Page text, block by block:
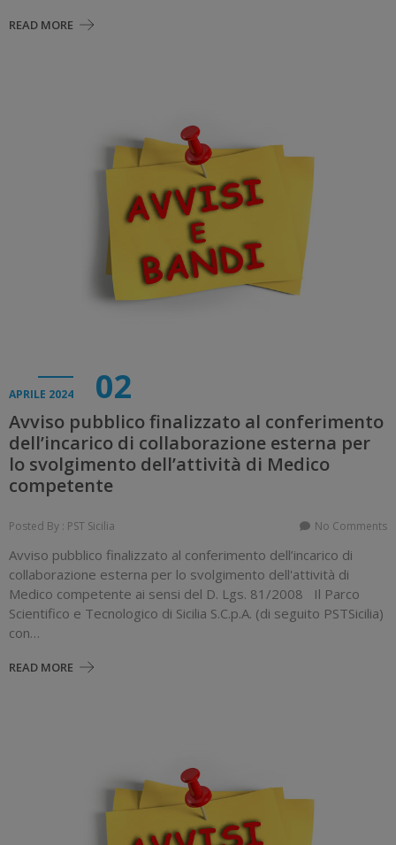
READ MORE
APRILE 2024 02
Avviso pubblico finalizzato al conferimento
dell’incarico di collaborazione esterna per
lo svolgimento dell’attività di Medico
competente
Posted By : PST Sicilia No Comments
Avviso pubblico finalizzato al conferimento dell’incarico di
collaborazione esterna per lo svolgimento dell'attività di
Medico competente ai sensi del D. Lgs. 81/2008 Il Parco
Scientifico e Tecnologico di Sicilia S.C.p.A. (di seguito PSTSicilia)
con…
READ MORE